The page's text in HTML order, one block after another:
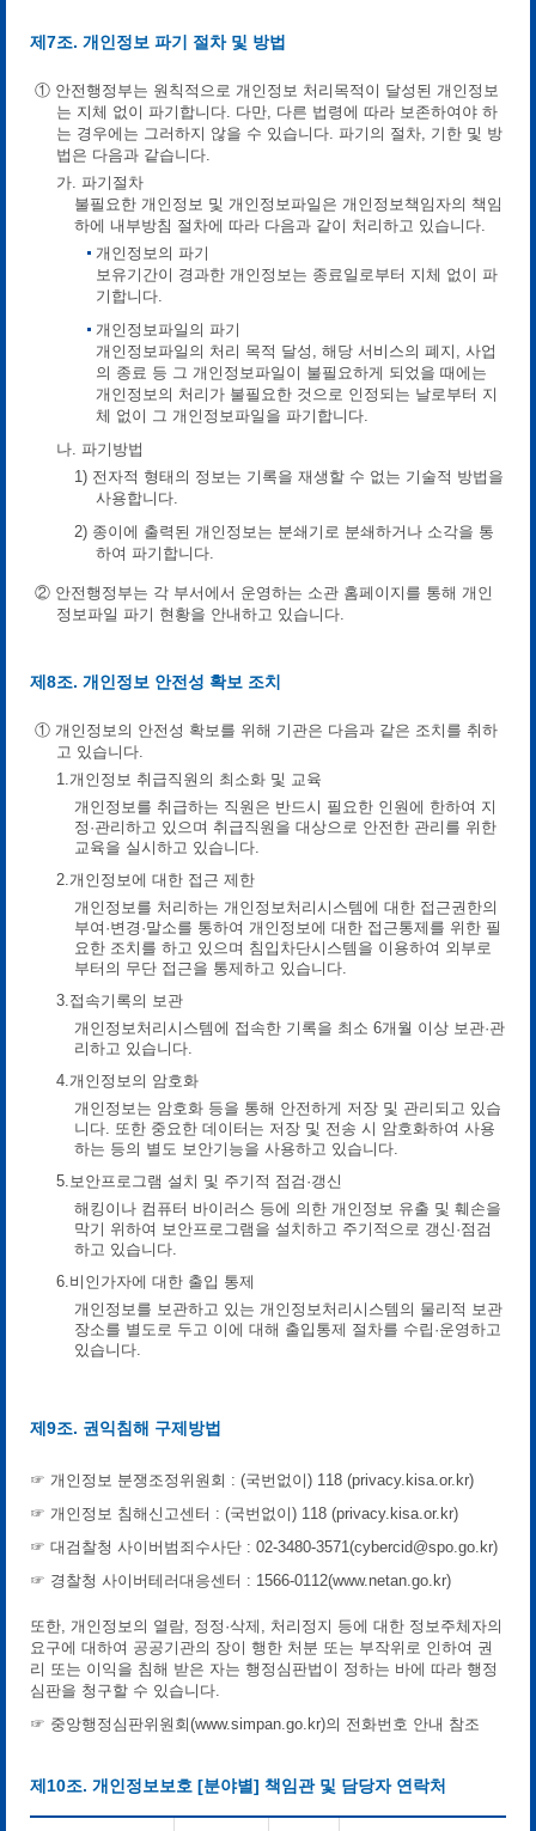
제7조. 개인정보 파기 절차 및 방법
① 안전행정부는 원칙적으로 개인정보 처리목적이 달성된 개인정보
는 지체 없이 파기합니다. 다만, 다른 법령에 따라 보존하여야 하
는 경우에는 그러하지 않을 수 있습니다. 파기의 절차, 기한 및 방
법은 다음과 같습니다.
가. 파기절차
불필요한 개인정보 및 개인정보파일은 개인정보책임자의 책임
하에 내부방침 절차에 따라 다음과 같이 처리하고 있습니다.
개인정보의 파기
보유기간이 경과한 개인정보는 종료일로부터 지체 없이 파
기합니다.
개인정보파일의 파기
개인정보파일의 처리 목적 달성, 해당 서비스의 폐지, 사업
의 종료 등 그 개인정보파일이 불필요하게 되었을 때에는
개인정보의 처리가 불필요한 것으로 인정되는 날로부터 지
체 없이 그 개인정보파일을 파기합니다.
나. 파기방법
1) 전자적 형태의 정보는 기록을 재생할 수 없는 기술적 방법을
사용합니다.
2) 종이에 출력된 개인정보는 분쇄기로 분쇄하거나 소각을 통
하여 파기합니다.
② 안전행정부는 각 부서에서 운영하는 소관 홈페이지를 통해 개인
정보파일 파기 현황을 안내하고 있습니다.
제8조. 개인정보 안전성 확보 조치
① 개인정보의 안전성 확보를 위해 기관은 다음과 같은 조치를 취하
고 있습니다.
1.개인정보 취급직원의 최소화 및 교육
개인정보를 취급하는 직원은 반드시 필요한 인원에 한하여 지
정·관리하고 있으며 취급직원을 대상으로 안전한 관리를 위한
교육을 실시하고 있습니다.
2.개인정보에 대한 접근 제한
개인정보를 처리하는 개인정보처리시스템에 대한 접근권한의
부여·변경·말소를 통하여 개인정보에 대한 접근통제를 위한 필
요한 조치를 하고 있으며 침입차단시스템을 이용하여 외부로
부터의 무단 접근을 통제하고 있습니다.
3.접속기록의 보관
개인정보처리시스템에 접속한 기록을 최소 6개월 이상 보관·관
리하고 있습니다.
4.개인정보의 암호화
개인정보는 암호화 등을 통해 안전하게 저장 및 관리되고 있습
니다. 또한 중요한 데이터는 저장 및 전송 시 암호화하여 사용
하는 등의 별도 보안기능을 사용하고 있습니다.
5.보안프로그램 설치 및 주기적 점검·갱신
해킹이나 컴퓨터 바이러스 등에 의한 개인정보 유출 및 훼손을
막기 위하여 보안프로그램을 설치하고 주기적으로 갱신·점검
하고 있습니다.
6.비인가자에 대한 출입 통제
개인정보를 보관하고 있는 개인정보처리시스템의 물리적 보관
장소를 별도로 두고 이에 대해 출입통제 절차를 수립·운영하고
있습니다.
제9조. 권익침해 구제방법
☞ 개인정보 분쟁조정위원회 : (국번없이) 118 (privacy.kisa.or.kr)
☞ 개인정보 침해신고센터 : (국번없이) 118 (privacy.kisa.or.kr)
☞ 대검찰청 사이버범죄수사단 : 02-3480-3571(cybercid@spo.go.kr)
☞ 경찰청 사이버테러대응센터 : 1566-0112(www.netan.go.kr)
또한, 개인정보의 열람, 정정·삭제, 처리정지 등에 대한 정보주체자의
요구에 대하여 공공기관의 장이 행한 처분 또는 부작위로 인하여 권
리 또는 이익을 침해 받은 자는 행정심판법이 정하는 바에 따라 행정
심판을 청구할 수 있습니다.
☞ 중앙행정심판위원회(www.simpan.go.kr)의 전화번호 안내 참조
제10조. 개인정보보호 [분야별] 책임관 및 담당자 연락처